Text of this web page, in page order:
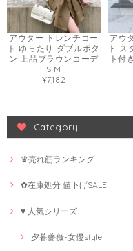
アウター トレンチコー
ト ゆったり ダブルボタ
ン 上品ブラウンコーデ
S M
¥7,182
アウ
ト ス
ト付
Category
♛売れ筋ランキング
✿在庫処分 値下げSALE
♥ 人気シリーズ
夕暮薔薇-女優style